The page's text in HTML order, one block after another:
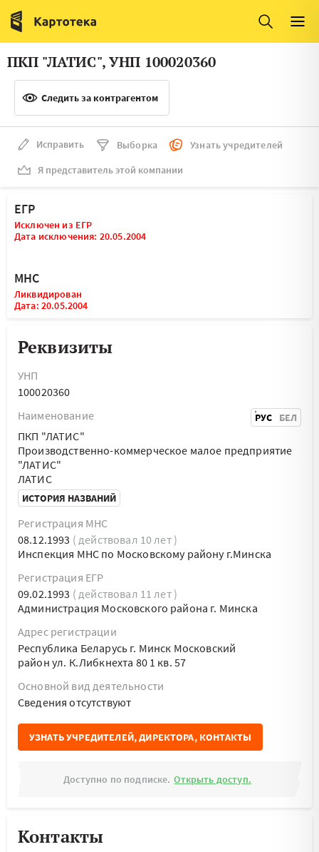
Италия
Люксембург
Литва
Нидерланды
ПКП "ЛАТИС", УНП 100020360
Следить за контрагентом
Исправить Выборка
Узнать учредителей
Я представитель этой компании
ЕГР
Исключен из ЕГР
Дата исключения: 20.05.2004
МНС
Ликвидирован
Дата: 20.05.2004
Реквизиты
УНП
100020360
Наименование
РУС БЕЛ
ПКП "ЛАТИС"
Производственно-коммерческое малое предприятие
"ЛАТИС"
ЛАТИС
ИСТОРИЯ НАЗВАНИЙ
Регистрация МНС
08.12.1993 ( действовал 10 лет )
Инспекция МНС по Московскому району г.Минска
Регистрация ЕГР
09.02.1993 ( действовал 11 лет )
Администрация Московского района г. Минска
Адрес регистрации
Республика Беларусь г. Минск Московский
район ул. К.Либкнехта 80 1 кв. 57
Основной вид деятельности
Cведения отсутствуют
УЗНАТЬ УЧРЕДИТЕЛЕЙ, ДИРЕКТОРА, КОНТАКТЫ
Доступно по подписке. Открыть доступ.
Контакты